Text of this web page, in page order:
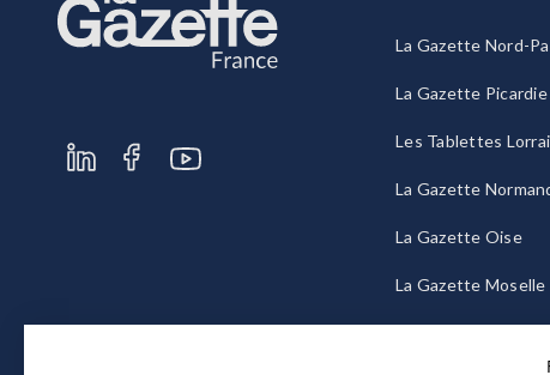
La Gazette Nord-
La Gazette Picardie
Les Tablettes
La Gazette
La Gazette Oise
La Gazette Moselle